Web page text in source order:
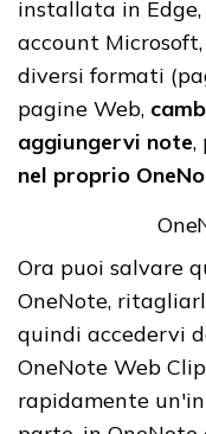
installata in
account
diversi formati
pagine Web,
aggiungervi note,
nel proprio
Ora puoi salvare
OneNote,
quindi accedervi
OneNote Web
rapidamente